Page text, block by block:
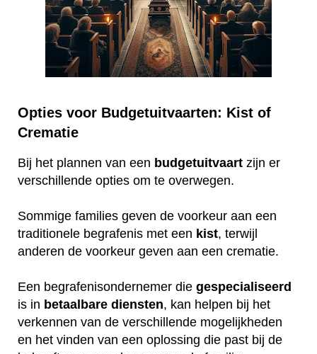
Opties voor Budgetuitvaarten: Kist of
Crematie
Bij het plannen van een budgetuitvaart zijn er
verschillende opties om te overwegen.
Sommige families geven de voorkeur aan een
traditionele begrafenis met een kist, terwijl
anderen de voorkeur geven aan een crematie.
Een begrafenisondernemer die gespecialiseerd
is in betaalbare diensten, kan helpen bij het
verkennen van de verschillende mogelijkheden
en het vinden van een oplossing die past bij de